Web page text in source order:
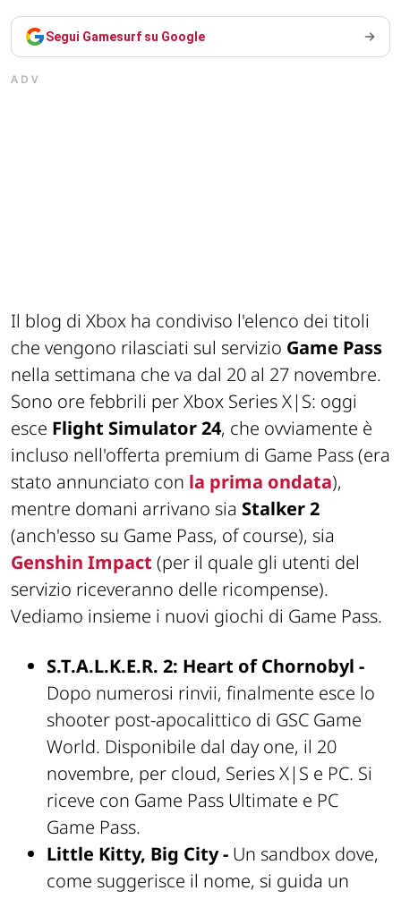
Segui Gamesurf su Google
ADV
Il blog di Xbox ha condiviso l'elenco dei titoli
che vengono rilasciati sul servizio Game Pass
nella settimana che va dal 20 al 27 novembre.
Sono ore febbrili per Xbox Series X|S: oggi
esce Flight Simulator 24, che ovviamente è
incluso nell'offerta premium di Game Pass (era
stato annunciato con la prima ondata),
mentre domani arrivano sia Stalker 2
(anch'esso su Game Pass, of course), sia
Genshin Impact (per il quale gli utenti del
servizio riceveranno delle ricompense).
Vediamo insieme i nuovi giochi di Game Pass.
S.T.A.L.K.E.R. 2: Heart of Chornobyl -
Dopo numerosi rinvii, finalmente esce lo
shooter post-apocalittico di GSC Game
World. Disponibile dal day one, il 20
novembre, per cloud, Series X|S e PC. Si
riceve con Game Pass Ultimate e PC
Game Pass.
Little Kitty, Big City - Un sandbox dove,
come suggerisce il nome, si guida un